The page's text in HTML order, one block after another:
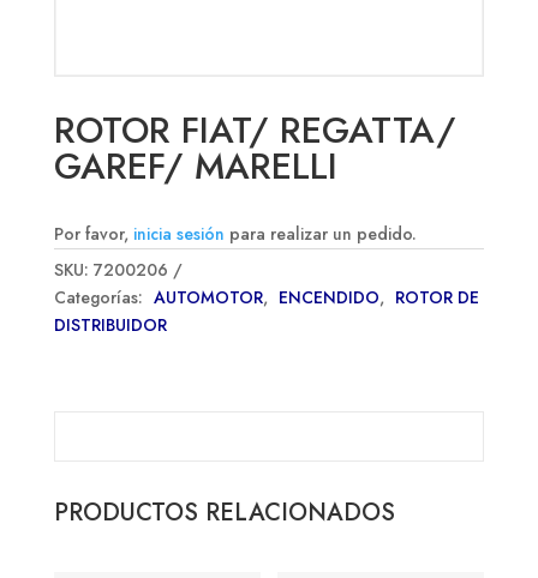
ROTOR FIAT/ REGATTA/
GAREF/ MARELLI
Por favor, inicia sesión para realizar un pedido.
SKU: 7200206
Categorías: AUTOMOTOR, ENCENDIDO, ROTOR DE
DISTRIBUIDOR
PRODUCTOS RELACIONADOS